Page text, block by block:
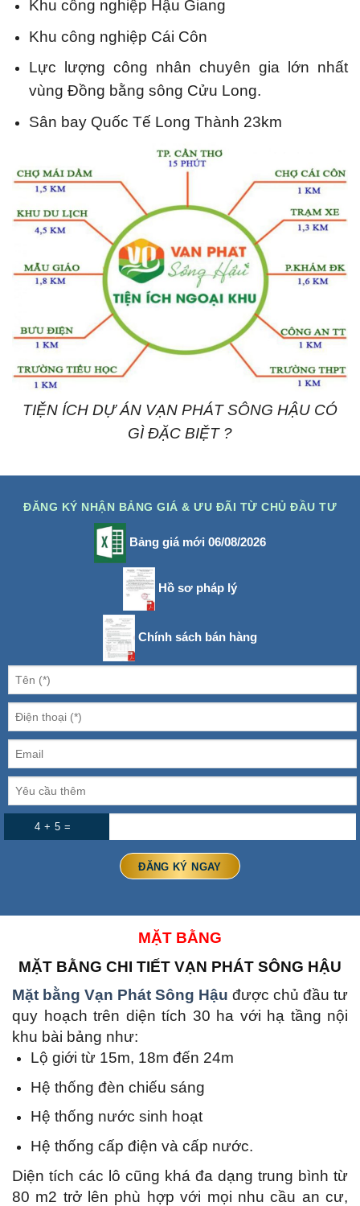
Khu công nghiệp Hậu Giang
Khu công nghiệp Cái Côn
Lực lượng công nhân chuyên gia lớn nhất
vùng Đồng bằng sông Cửu Long.
Sân bay Quốc Tế Long Thành 23km
TIỆN ÍCH DỰ ÁN VẠN PHÁT SÔNG HẬU CÓ
GÌ ĐẶC BIỆT ?
ĐĂNG KÝ NHẬN BẢNG GIÁ & ƯU ĐÃI TỪ CHỦ ĐẦU TƯ
Bảng giá mới 06/08/2026
Hồ sơ pháp lý
Chính sách bán hàng
4 + 5 =
MẶT BẰNG
MẶT BẰNG CHI TIẾT VẠN PHÁT SÔNG HẬU
Mặt bằng Vạn Phát Sông Hậu được chủ đầu tư
quy hoạch trên diện tích 30 ha với hạ tầng nội
khu bài bảng như:
Lộ giới từ 15m, 18m đến 24m
Hệ thống đèn chiếu sáng
Hệ thống nước sinh hoạt
Hệ thống cấp điện và cấp nước.
Diện tích các lô cũng khá đa dạng trung bình từ
80 m2 trở lên phù hợp với mọi nhu cầu an cư,